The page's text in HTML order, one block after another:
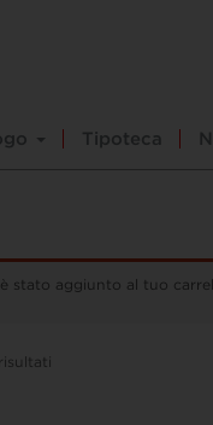
Tipoteca
stato aggiunto al tuo